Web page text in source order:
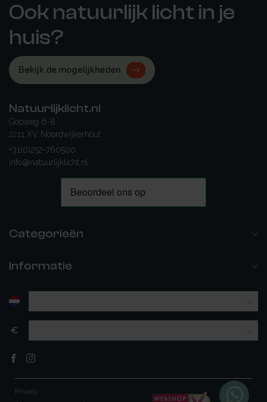
Ook natuurlijk licht in je
huis?
Bekijk de mogelijkheden
Natuurlijklicht.nl
Gooweg 6-8
2211 XV Noordwijkerhout
+31(0)252-760500
info@natuurlijklicht.nl
Categorieën
Informatie
€
Privacy